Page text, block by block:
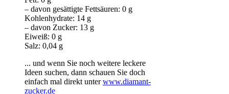
– davon gesättigte Fettsäuren: 0 g
Kohlenhydrate: 14 g
– davon Zucker: 13 g
Eiweiß: 0 g
Salz: 0,04 g
... und wenn Sie noch weitere leckere
Ideen suchen, dann schauen Sie doch
einfach mal direkt unterwww.diamant-
zucker.de